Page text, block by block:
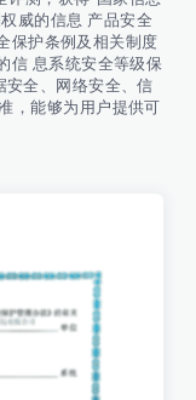
威的信息 产品安全
保护条例及相关制度
信 息系统安全等级保
全、网络安全、信
，能够为用户提供可